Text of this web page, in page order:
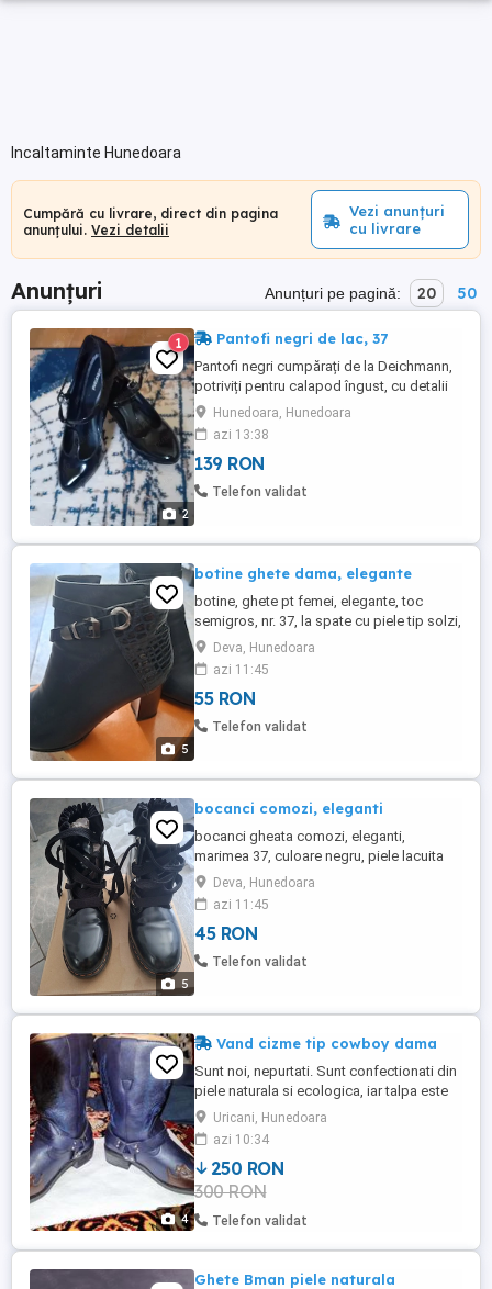
Incaltaminte Hunedoara
Cumpără cu livrare, direct din pagina
anunțului. Vezi detalii
Vezi anunțuri
cu livrare
Anunțuri Anunțuri pe pagină: 20 50
2
1 Pantofi negri de lac, 37
Pantofi negri cumpărați de la Deichmann,
potriviți pentru calapod îngust, cu detalii
de lac. Potrivit pentru mărimea 37. Ideali
pentru un look elegant și
confortabil.Articol disponibil atât timp cât
este vizibil.
Hunedoara, Hunedoara
azi 13:38
139 RON
Telefon validat
5
botine ghete dama, elegante
botine, ghete pt femei, elegante, toc
semigros, nr. 37, la spate cu piele tip solzi,
interesante, culoare bleomarin
Deva, Hunedoara
azi 11:45
55 RON
Telefon validat
5
bocanci comozi, eleganti
bocanci gheata comozi, eleganti,
marimea 37, culoare negru, piele lacuita
Deva, Hunedoara
azi 11:45
45 RON
Telefon validat
4
Vand cizme tip cowboy dama
Sunt noi, nepurtati. Sunt confectionati din
piele naturala si ecologica, iar talpa este
din cauciuc.
Uricani, Hunedoara
azi 10:34
250 RON
300 RON
Telefon validat
Ghete Bman piele naturala